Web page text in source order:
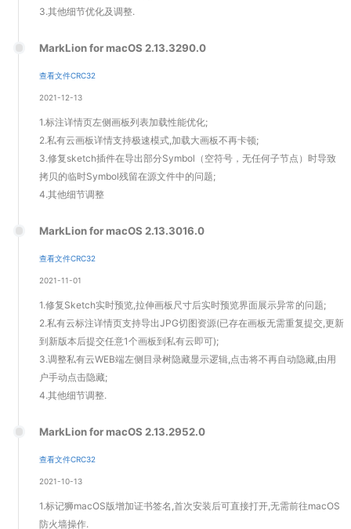
3.其他细节优化及调整.
2021-12-13
查看文件CRC32
MarkLion for macOS 2.13.3290.0
1.标注详情页左侧画板列表加载性能优化;
2.私有云画板详情支持极速模式,加载大画板不再卡顿;
3.修复sketch插件在导出部分Symbol（空符号，无任何子节点）时导致
拷贝的临时Symbol残留在源文件中的问题;
4.其他细节调整
2021-11-01
查看文件CRC32
MarkLion for macOS 2.13.3016.0
1.修复Sketch实时预览,拉伸画板尺寸后实时预览界面展示异常的问题;
2.私有云标注详情页支持导出JPG切图资源(已存在画板无需重复提交,更新
到新版本后提交任意1个画板到私有云即可);
3.调整私有云WEB端左侧目录树隐藏显示逻辑,点击将不再自动隐藏,由用
户手动点击隐藏;
4.其他细节调整.
2021-10-13
查看文件CRC32
MarkLion for macOS 2.13.2952.0
1.标记狮macOS版增加证书签名,首次安装后可直接打开,无需前往macOS
防火墙操作.